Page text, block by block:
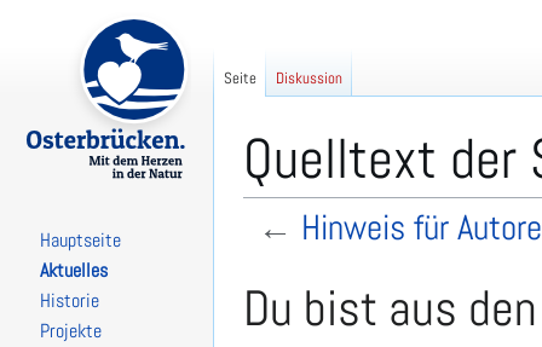
Quelltext der
← Hinweis für
Navigation
Suche
Du bist aus
Seite Diskussion
Hauptseite
Aktuelles
Historie
Projekte